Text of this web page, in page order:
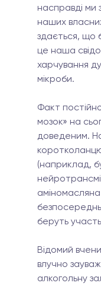
насправді ми
наших
здається, що
це наша
харчування
мікроби.
Факт
мозок» на
доведеним.
(наприклад,
беруть
Відомий
влучно
алкогольну